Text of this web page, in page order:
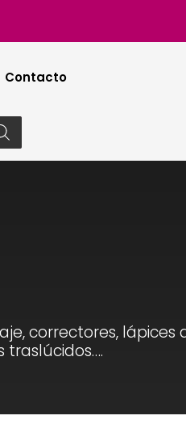
Contacto
correctores, lápices
traslúcidos….